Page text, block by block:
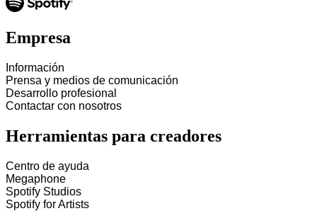
Empresa
Información
Prensa y medios de comunicación
Desarrollo profesional
Contactar con nosotros
Herramientas para creadores
Centro de ayuda
Megaphone
Spotify Studios
Spotify for Artists